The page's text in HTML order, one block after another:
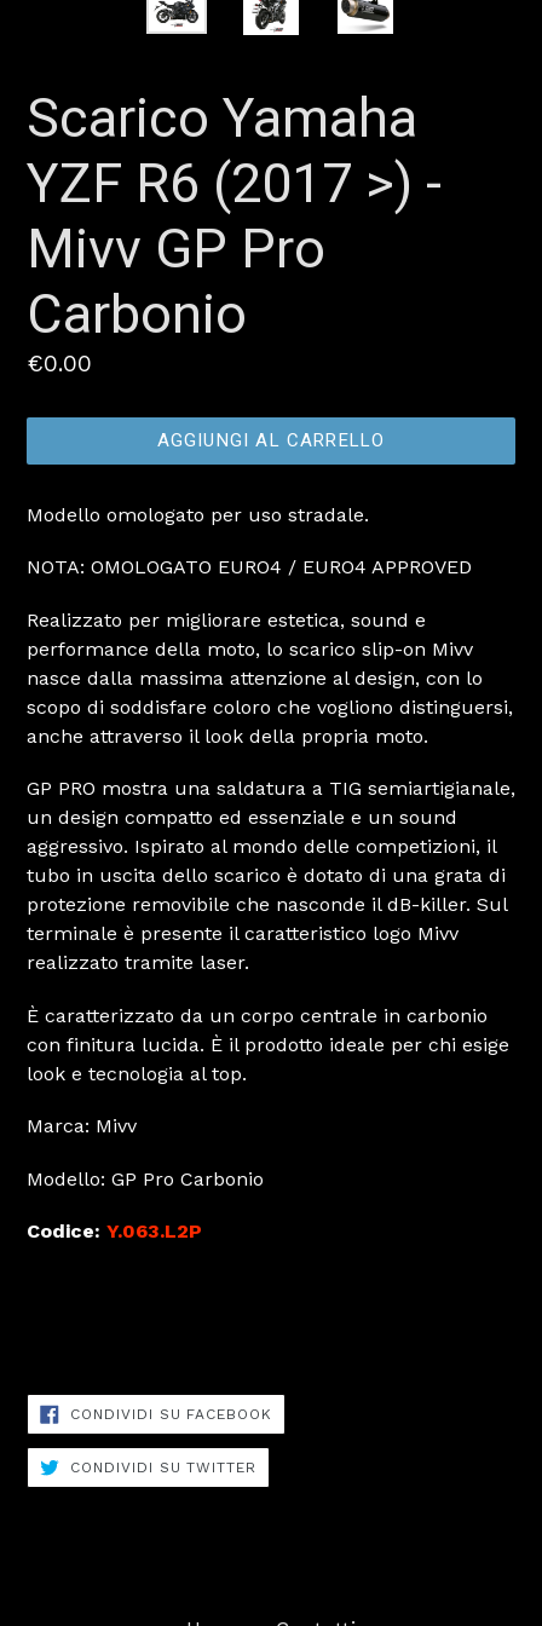
Scarico Yamaha
YZF R6 (2017 >) -
Mivv GP Pro
Carbonio
Prezzo
€0.00
AGGIUNGI AL CARRELLO
Modello omologato per uso stradale.
NOTA: OMOLOGATO EURO4 / EURO4 APPROVED
Realizzato per migliorare estetica, sound e
performance della moto, lo scarico slip-on Mivv
nasce dalla massima attenzione al design, con lo
scopo di soddisfare coloro che vogliono distinguersi,
anche attraverso il look della propria moto.
GP PRO mostra una saldatura a TIG semiartigianale,
un design compatto ed essenziale e un sound
aggressivo. Ispirato al mondo delle competizioni, il
tubo in uscita dello scarico è dotato di una grata di
protezione removibile che nasconde il dB-killer. Sul
terminale è presente il caratteristico logo Mivv
realizzato tramite laser.
È caratterizzato da un corpo centrale in carbonio
con finitura lucida. È il prodotto ideale per chi esige
look e tecnologia al top.
Marca: Mivv
Modello: GP Pro Carbonio
Codice: Y.063.L2P
CONDIVIDI SU FACEBOOK
FACEBOOK
CONDIVIDI SU TWITTER
TWITTER